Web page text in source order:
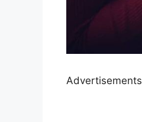
Advertisements